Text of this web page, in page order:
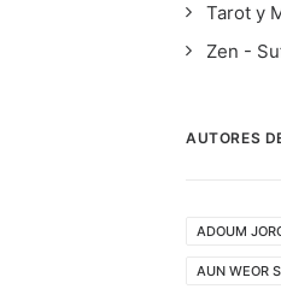
Tarot y
Zen -
AUTORES
ADOUM
AUN WEOR